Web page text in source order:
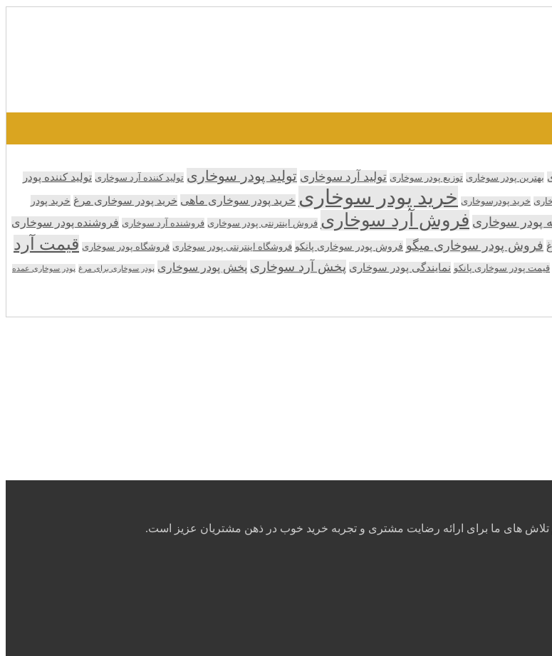
بهترین پودر سوخاری توزیع پودر سوخاری تولید آرد سوخاری تولید پودر سوخاری تولید کننده آرد سوخاری تولید کننده پودر
خرید پودرسوخاری خرید پودر سوخاری خرید پودر سوخاری ماهی خرید پودر سوخاری مرغ خرید پودر
پودر سوخاری فروش آرد سوخاری فروش اینترنتی پودر سوخاری فروشنده آرد سوخاری فروشنده پودر سوخاری
فروش پودر سوخاری میگو فروش پودر سوخاری پانکو فروشگاه اینترنتی پودر سوخاری فروشگاه پودر سوخاری قیمت آرد
قیمت پودر سوخاری پانکو نمایندگی پودر سوخاری پخش آرد سوخاری پخش پودر سوخاری پودر سوخاری برای مرغ پودر سوخاری عمده
های ما برای ارائه رضایت مشتری و تجربه خرید خوب در ذهن مشتریان عزیز است.